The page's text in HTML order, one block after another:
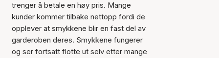
trenger å betale en høy pris. Mange
kunder kommer tilbake nettopp fordi de
opplever at smykkene blir en fast del av
garderoben deres. Smykkene fungerer
og ser fortsatt flotte ut selv etter mange